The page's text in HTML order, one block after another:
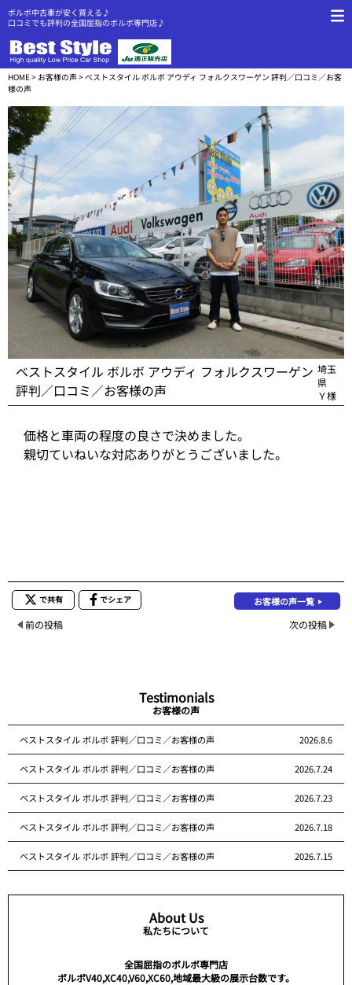
ボルボ中古車が安く買える♪
口コミでも評判の全国屈指のボルボ専門店♪
HOME> お客様の声> ベストスタイル ボルボ アウディ フォルクスワーゲン 評判／口コミ／お客
様の声
ベストスタイル ボルボ アウディ フォルクスワーゲン
評判／口コミ／お客様の声
埼玉
県
Ｙ様
価格と車両の程度の良さで決めました。
親切ていねいな対応ありがとうございました。
で共有 でシェア お客様の声一覧
前の投稿 次の投稿
Testimonials
お客様の声
ベストスタイル ボルボ 評判／口コミ／お客様の声 2026.8.6
ベストスタイル ボルボ 評判／口コミ／お客様の声 2026.7.24
ベストスタイル ボルボ 評判／口コミ／お客様の声 2026.7.23
ベストスタイル ボルボ 評判／口コミ／お客様の声 2026.7.18
ベストスタイル ボルボ 評判／口コミ／お客様の声 2026.7.15
About Us
私たちについて
全国屈指のボルボ専門店
ボルボV40,XC40,V60,XC60,地域最大級の展示台数です。